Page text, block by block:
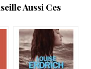
Aussi Ces